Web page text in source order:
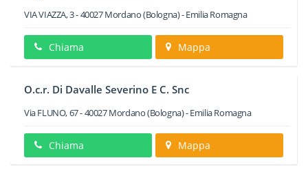
VIA VIAZZA, 3-40027Mordano(Bologna) -Emilia Romagna
Chiama Mappa
O.c.r. Di Davalle Severino E C. Snc
Via FLUNO, 67-40027Mordano(Bologna) -Emilia Romagna
Chiama Mappa